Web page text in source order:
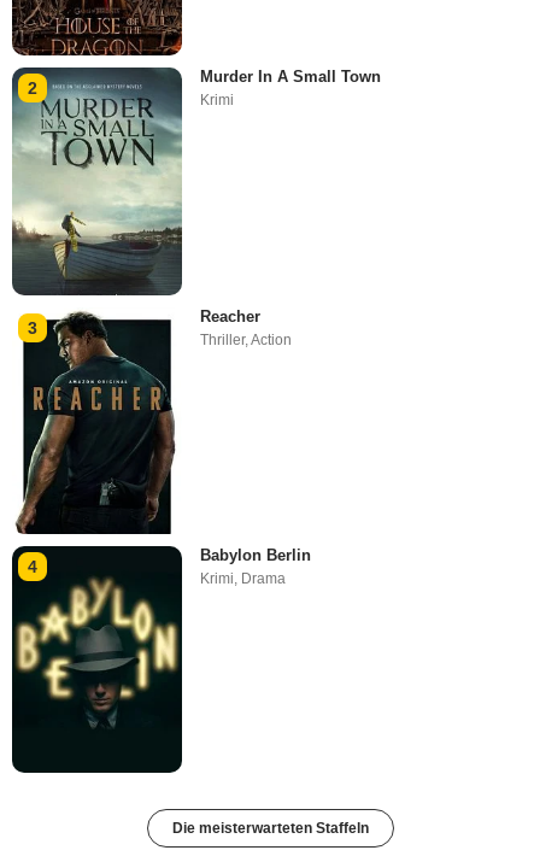
2
Murder In A Small Town
Krimi
3
Reacher
Thriller,Action
4
Babylon Berlin
Krimi, Drama
Die meisterwarteten Staffeln